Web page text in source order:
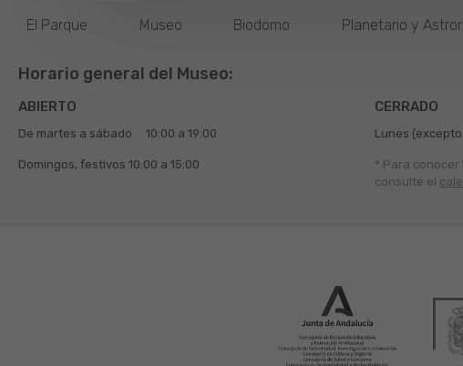
El Parque Museo Biodomo Planetario y
Horario general del Museo:
ABIERTO
De martes a sábado 10:00 a 19:00
Domingos, festivos 10:00 a 15:00
CERRADO
Lunes
* Para conocer
consulte el